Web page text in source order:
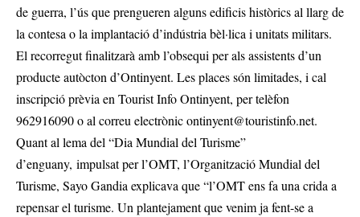
de guerra, l’ús que prengueren alguns edificis històrics al llarg de
la contesa o la implantació d’indústria bèl·lica i unitats militars.
El recorregut finalitzarà amb l’obsequi per als assistents d’un
producte autòcton d’Ontinyent. Les places són limitades, i cal
inscripció prèvia en Tourist Info Ontinyent, per telèfon
962916090 o al correu electrònicontinyent@touristinfo.net.
Quant al lema del “Dia Mundial del Turisme”
d’enguany, impulsat per l’OMT, l’Organització Mundial del
Turisme, Sayo Gandia explicava que “l’OMT ens fa una crida a
repensar el turisme. Un plantejament que venim ja fent-se a